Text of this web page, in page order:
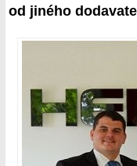
od jiného